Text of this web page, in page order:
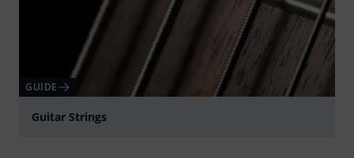
GUIDE
Guitar Strings